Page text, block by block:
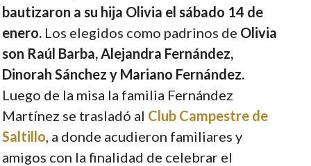
bautizaron a su hija Olivia el sábado 14 de
enero.Los elegidos como padrinos de Olivia
son Raúl Barba, Alejandra Fernández,
Dinorah Sánchez y Mariano Fernández.
Luego de la misa la familia Fernández
Martínez se trasladó al Club Campestre de
Saltillo, a donde acudieron familiares y
amigos con la finalidad de celebrar el